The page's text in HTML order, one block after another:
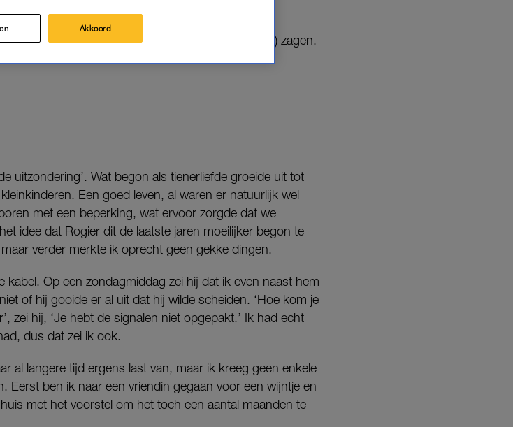
die door alle leugens het bedrog niet (meer) zagen.
uitzondering’. Wat begon als tienerliefde groeide uit tot
Een goed leven, al waren er natuurlijk wel
met een beperking, wat ervoor zorgde dat we
idee dat Rogier dit de laatste jaren moeilijker begon te
verder merkte ik oprecht geen gekke dingen.
kabel. Op een zondagmiddag zei hij dat ik even naast hem
of hij gooide er al uit dat hij wilde scheiden. ‘Hoe kom je
zei hij, ‘Je hebt de signalen niet opgepakt.’ Ik had echt
dus dat zei ik ook.
al langere tijd ergens last van, maar ik kreeg geen enkele
Eerst ben ik naar een vriendin gegaan voor een wijntje en
met het voorstel om het toch een aantal maanden te
Akkoord